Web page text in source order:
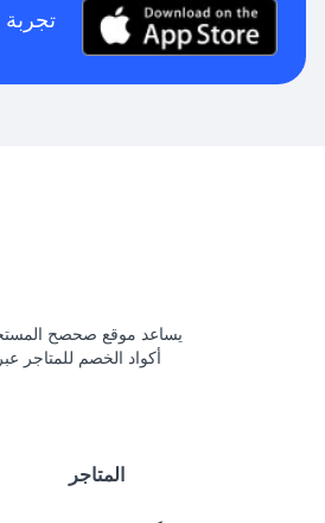
يساعد موقع صحصح
أكواد الخصم للمتاجر
المتاجر